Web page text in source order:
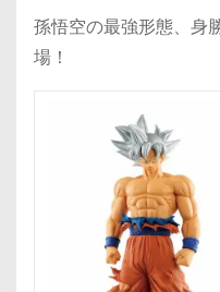
孫悟空の最強形態、
場！